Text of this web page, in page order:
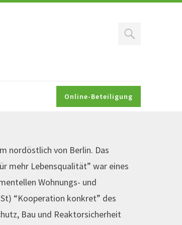
Online-Beteiligung
nordöstlich von Berlin. Das
mehr Lebensqualität” war eines
Wohnungs- und
“Kooperation konkret” des
Bau und Reaktorsicherheit